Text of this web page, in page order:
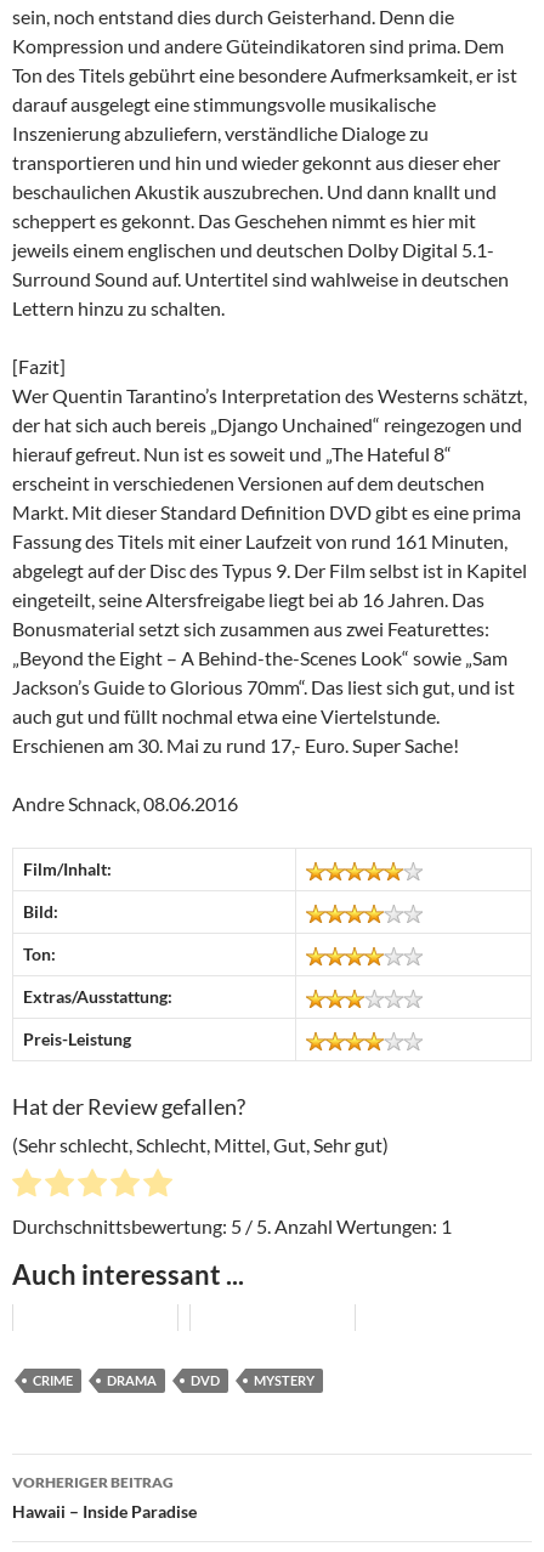
sein, noch entstand dies durch Geisterhand. Denn die
Kompression und andere Güteindikatoren sind prima. Dem
Ton des Titels gebührt eine besondere Aufmerksamkeit, er ist
darauf ausgelegt eine stimmungsvolle musikalische
Inszenierung abzuliefern, verständliche Dialoge zu
transportieren und hin und wieder gekonnt aus dieser eher
beschaulichen Akustik auszubrechen. Und dann knallt und
scheppert es gekonnt. Das Geschehen nimmt es hier mit
jeweils einem englischen und deutschen Dolby Digital 5.1-
Surround Sound auf. Untertitel sind wahlweise in deutschen
Lettern hinzu zu schalten.
[Fazit]
Wer Quentin Tarantino’s Interpretation des Westerns schätzt,
der hat sich auch bereis „Django Unchained“ reingezogen und
hierauf gefreut. Nun ist es soweit und „The Hateful 8“
erscheint in verschiedenen Versionen auf dem deutschen
Markt. Mit dieser Standard Definition DVD gibt es eine prima
Fassung des Titels mit einer Laufzeit von rund 161 Minuten,
abgelegt auf der Disc des Typus 9. Der Film selbst ist in Kapitel
eingeteilt, seine Altersfreigabe liegt bei ab 16 Jahren. Das
Bonusmaterial setzt sich zusammen aus zwei Featurettes:
„Beyond the Eight – A Behind-the-Scenes Look“ sowie „Sam
Jackson’s Guide to Glorious 70mm“. Das liest sich gut, und ist
auch gut und füllt nochmal etwa eine Viertelstunde.
Erschienen am 30. Mai zu rund 17,- Euro. Super Sache!
Andre Schnack, 08.06.2016
Film/Inhalt:
Bild:
Ton:
Extras/Ausstattung:
Preis-Leistung
Hat der Review gefallen?
(Sehr schlecht, Schlecht, Mittel, Gut, Sehr gut)
Durchschnittsbewertung: 5 / 5. Anzahl Wertungen: 1
Auch interessant ...
CRIME DRAMA DVD MYSTERY
Beitragsnavigation
VORHERIGER BEITRAG
Hawaii – Inside Paradise